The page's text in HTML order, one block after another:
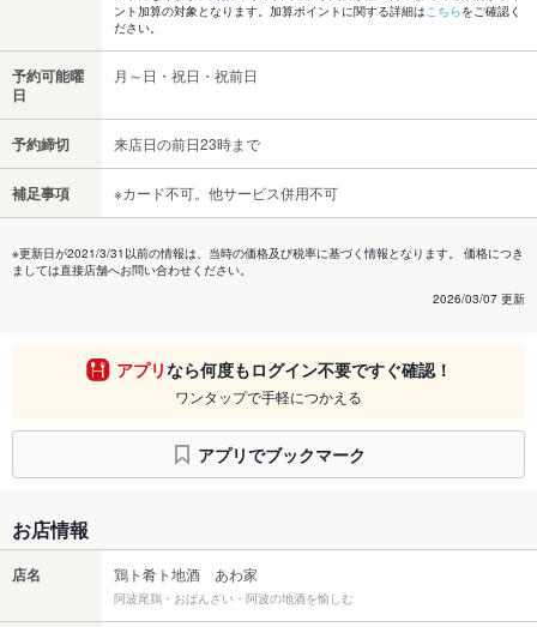
ント加算の対象となります。加算ポイントに関する詳細はこちらをご確認く
ださい。
予約可能曜
日
月～日・祝日・祝前日
予約締切 来店日の前日23時まで
補足事項 ※カード不可。他サービス併用不可
※更新日が2021/3/31以前の情報は、当時の価格及び税率に基づく情報となります。 価格につき
ましては直接店舗へお問い合わせください。
2026/03/07 更新
アプリなら何度もログイン不要ですぐ確認！
ワンタップで手軽につかえる
アプリでブックマーク
お店情報
店名 鶏ト肴ト地酒 あわ家
阿波尾鶏・おばんざい・阿波の地酒を愉しむ